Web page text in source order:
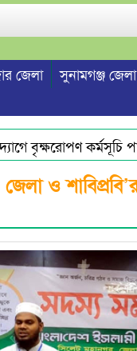
জেলা সুনামগঞ্জ জেলা
বৃক্ষরোপণ কর্মসূচি
ও